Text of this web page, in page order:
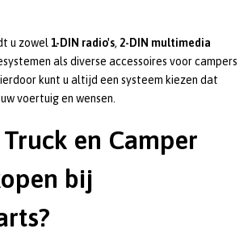
u zowel 1-DIN radio's, 2-DIN multimedia
als diverse accessoires voor campers
kunt u altijd een systeem kiezen dat
voertuig en wensen.
en Camper
bij